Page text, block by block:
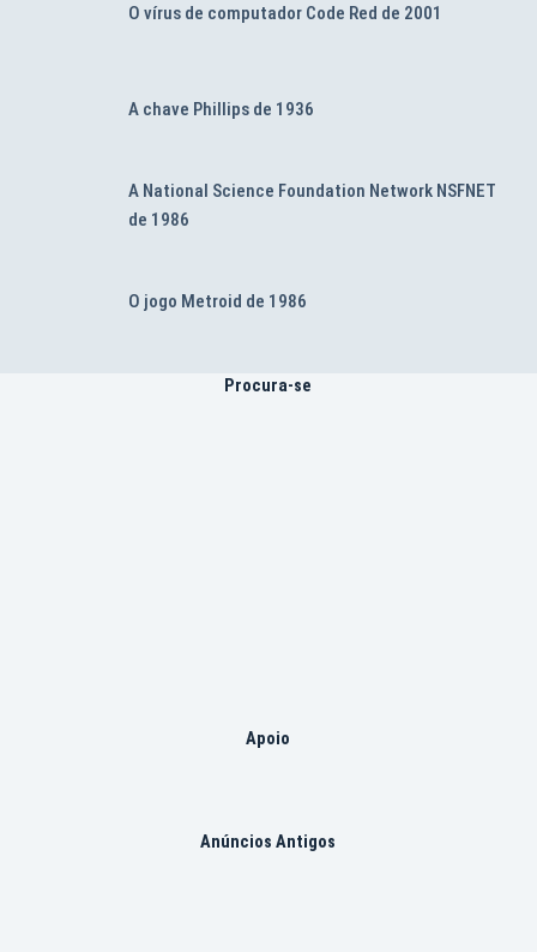
O vírus de computador Code Red de 2001
A chave Phillips de 1936
A National Science Foundation Network NSFNET
de 1986
O jogo Metroid de 1986
Procura-se
Apoio
Anúncios Antigos